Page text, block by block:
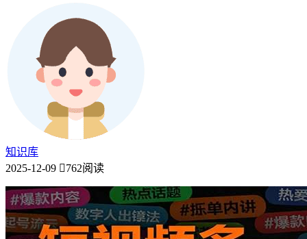
知识库
2025-12-09
762阅读